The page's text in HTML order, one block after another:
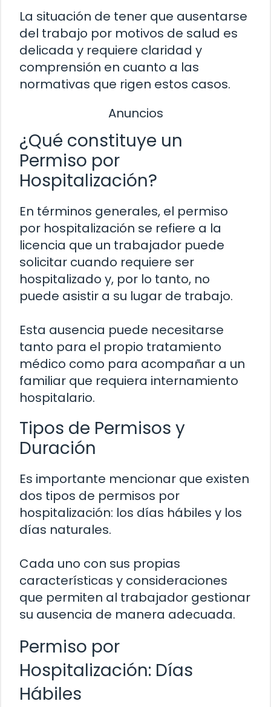
La situación de tener que ausentarse
del trabajo por motivos de salud es
delicada y requiere claridad y
comprensión en cuanto a las
normativas que rigen estos casos.
Anuncios
¿Qué constituye un
Permiso por
Hospitalización?
En términos generales, el permiso
por hospitalización se refiere a la
licencia que un trabajador puede
solicitar cuando requiere ser
hospitalizado y, por lo tanto, no
puede asistir a su lugar de trabajo.
Esta ausencia puede necesitarse
tanto para el propio tratamiento
médico como para acompañar a un
familiar que requiera internamiento
hospitalario.
Tipos de Permisos y
Duración
Es importante mencionar que existen
dos tipos de permisos por
hospitalización: los días hábiles y los
días naturales.
Cada uno con sus propias
características y consideraciones
que permiten al trabajador gestionar
su ausencia de manera adecuada.
Permiso por
Hospitalización: Días
Hábiles